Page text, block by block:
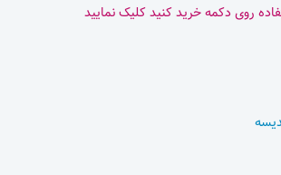
روی دکمه خرید کنید کلیک نمایید